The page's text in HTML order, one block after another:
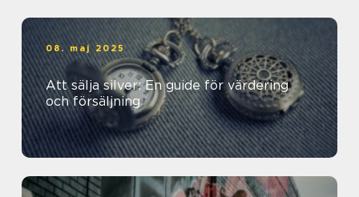
08. maj 2025
Att sälja silver: En guide för värdering
och försäljning